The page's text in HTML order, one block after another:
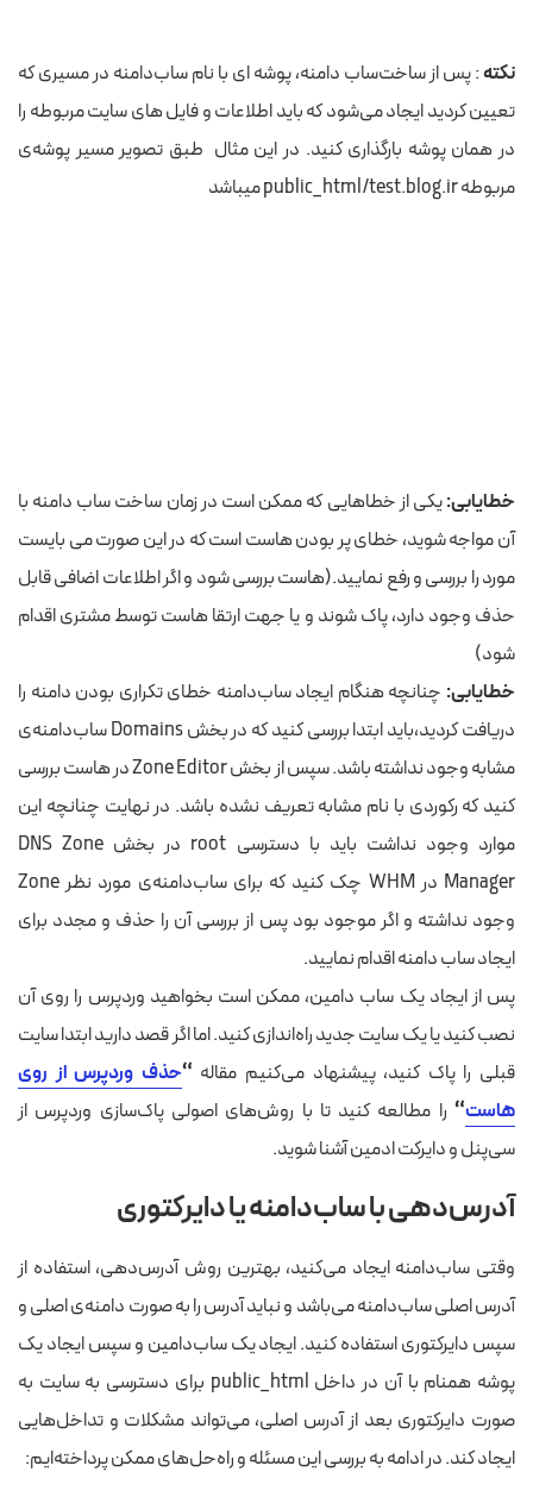
نکته: پس از ساخت‌ساب دامنه، پوشه ای با نام سا‌ب‌دامنه در مسیری که
تعیین کردید ایجاد می‌شود که باید اطلاعات و فایل های سایت مربوطه را
در همان پوشه بارگذاری کنید. در این مثال طبق تصویر مسیر پوشه‌ی
مربوطه public_html/test.blog.ir میباشد
خطایابی:یکی از خطاهایی که ممکن است در زمان ساخت ساب دامنه با
آن مواجه شوید، خطای پر بودن هاست است که در این صورت می بایست
مورد را بررسی و رفع نمایید.(هاست بررسی شود و اگر اطلاعات اضافی قابل
حذف وجود دارد، پاک شوند و یا جهت ارتقا هاست توسط مشتری اقدام
شود)
خطایابی: چنانچه هنگام ایجاد ساب‌دامنه خطای تکراری بودن دامنه را
دریافت کردید،باید ابتدا بررسی کنید که در بخش Domains ساب‌دامنه‌ی
مشابه وجود نداشته باشد. سپس از بخش Zone Editor در هاست بررسی
کنید که رکوردی با نام مشابه تعریف نشده باشد. در نهایت چنانچه این
موارد وجود نداشت باید با دسترسی root در بخش DNS Zone
Manager در WHM چک کنید که برای ساب‌دامنه‌ی مورد نظر Zone
وجود نداشته و اگر موجود بود پس از بررسی آن را حذف و مجدد برای
ایجاد ساب دامنه اقدام نمایید.
پس از ایجاد یک ساب دامین، ممکن است بخواهید وردپرس را روی آن
نصب کنید یا یک سایت جدید راه‌اندازی کنید. اما اگر قصد دارید ابتدا سایت
قبلی را پاک کنید، پیشنهاد می‌کنیم مقاله “حذف وردپرس از روی
هاست“ را مطالعه کنید تا با روش‌های اصولی پاک‌سازی وردپرس از
سی‌پنل و دایرکت ادمین آشنا شوید.
آدرس‌دهی با ساب‌دامنه یا دایرکتوری
وقتی ساب‌دامنه ایجاد می‌کنید، بهترین روش آدرس‌دهی، استفاده از
آدرس اصلی ساب‌دامنه می‌باشد و نباید آدرس را به صورت دامنه‌ی اصلی و
سپس دایرکتوری استفاده کنید. ایجاد یک ساب‌دامین و سپس ایجاد یک
پوشه همنام با آن در داخل public_html برای دسترسی به سایت به
صورت دایرکتوری بعد از آدرس اصلی، می‌تواند مشکلات و تداخل‌هایی
ایجاد کند. در ادامه به بررسی این مسئله و راه‌حل‌های ممکن پرداخته‌ایم: